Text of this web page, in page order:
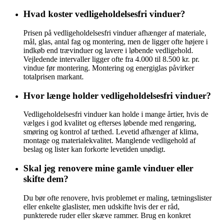
Hvad koster vedligeholdelsesfri vinduer?
Prisen på vedligeholdelsesfri vinduer afhænger af materiale,
mål, glas, antal fag og montering, men de ligger ofte højere i
indkøb end trævinduer og lavere i løbende vedligehold.
Vejledende intervaller ligger ofte fra 4.000 til 8.500 kr. pr.
vindue før montering. Montering og energiglas påvirker
totalprisen markant.
Hvor længe holder vedligeholdelsesfri vinduer?
Vedligeholdelsesfri vinduer kan holde i mange årtier, hvis de
vælges i god kvalitet og efterses løbende med rengøring,
smøring og kontrol af tæthed. Levetid afhænger af klima,
montage og materialekvalitet. Manglende vedligehold af
beslag og lister kan forkorte levetiden unødigt.
Skal jeg renovere mine gamle vinduer eller
skifte dem?
Du bør ofte renovere, hvis problemet er maling, tætningslister
eller enkelte glaslister, men udskifte hvis der er råd,
punkterede ruder eller skæve rammer. Brug en konkret